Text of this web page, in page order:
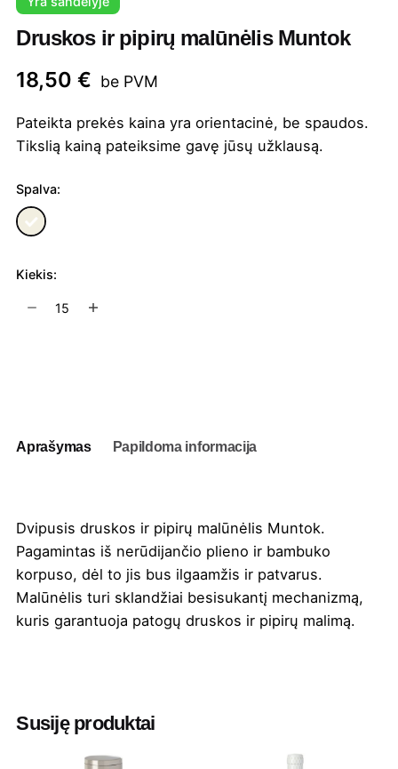
Druskos ir pipirų malūnėlis Muntok
18,50€ be PVM
Pateikta prekės kaina yra orientacinė, be spaudos.
Tikslią kainą pateiksime gavę jūsų užklausą.
Spalva:
Kiekis:
produkto
Aprašymas Papildoma informacija
Dvipusis druskos ir pipirų malūnėlis Muntok.
Pagamintas iš nerūdijančio plieno ir bambuko
korpuso, dėl to jis bus ilgaamžis ir patvarus.
Malūnėlis turi sklandžiai besisukantį mechanizmą,
kuris garantuoja patogų druskos ir pipirų malimą.
4.5 cm
Susiję produktai